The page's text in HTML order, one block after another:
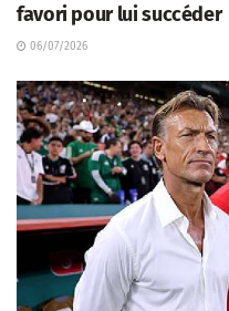
favori pour lui succéder
06/07/2026